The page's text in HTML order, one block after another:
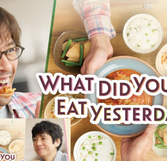
เนื้อหาที่แนะนำ รายละเอียด